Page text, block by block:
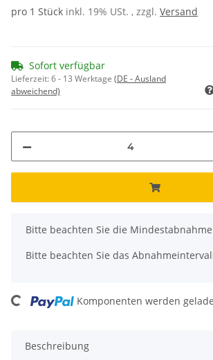
pro 1 Stück inkl. 19% USt. , zzgl. Versand
Sofort verfügbar
Lieferzeit:6 - 13 Werktage (DE - Ausland
abweichend)
x
Bitte beachten Sie die
Bitte beachten Sie das
Komponenten werden
Beschreibung